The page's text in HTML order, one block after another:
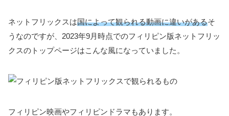
ネットフリックスは国によって観られる動画に違いがあるそ
うなのですが、2023年9月時点でのフィリピン版ネットフリッ
クスのトップページはこんな風になっていました。
フィリピン映画やフィリピンドラマもあります。